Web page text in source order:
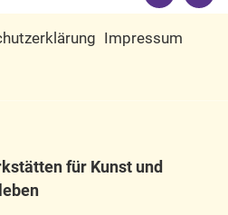
Impressum
für Kunst und